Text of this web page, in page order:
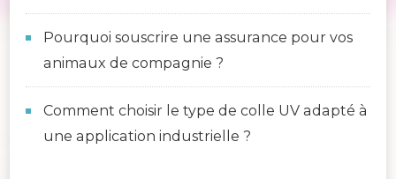
Pourquoi souscrire une assurance pour vos
animaux de compagnie ?
Comment choisir le type de colle UV adapté à
une application industrielle ?